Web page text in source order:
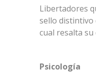
Libertadores
sello
cual resalta su
Psicología